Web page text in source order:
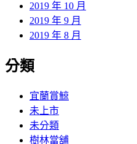
2019 年 10 月
2019 年 9 月
2019 年 8 月
分類
宜蘭賞鯨
未上市
未分類
樹林當舖